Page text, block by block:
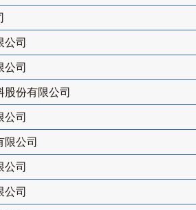
公司
公司
股份有限公司
公司
限公司
公司
公司